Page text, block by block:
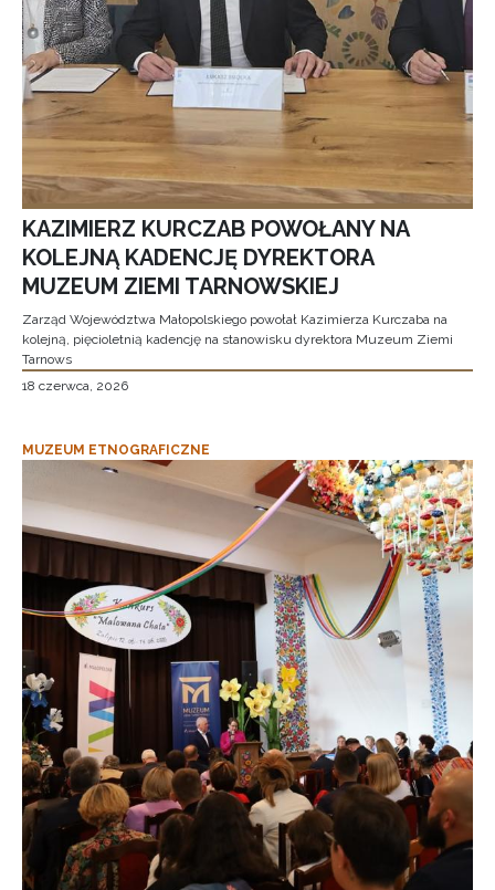
KAZIMIERZ KURCZAB POWOŁANY NA
KOLEJNĄ KADENCJĘ DYREKTORA
MUZEUM ZIEMI TARNOWSKIEJ
Zarząd Województwa Małopolskiego powołał Kazimierza Kurczaba na
kolejną, pięcioletnią kadencję na stanowisku dyrektora Muzeum Ziemi
Tarnows
18 czerwca, 2026
MUZEUM ETNOGRAFICZNE